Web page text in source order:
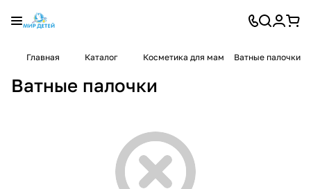
Главная Каталог Косметика для мам Ватные палочки
Ватные палочки